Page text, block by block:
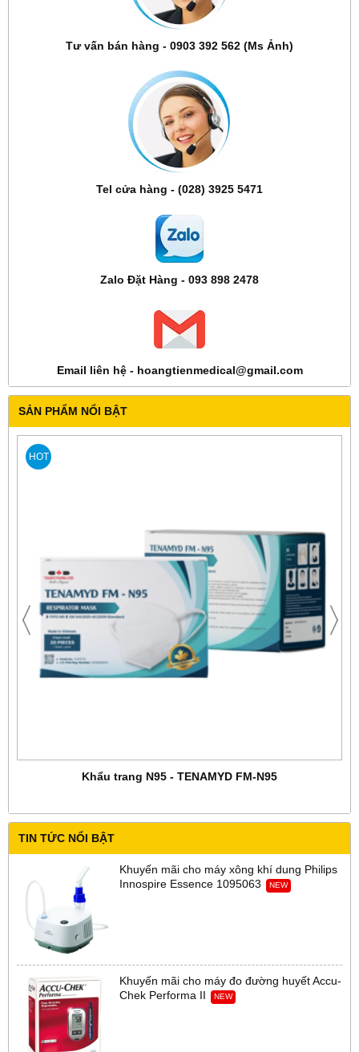
Tư vấn bán hàng - 0903 392 562 (Ms Ảnh)
Tel cửa hàng - (028) 3925 5471
Zalo Đặt Hàng - 093 898 2478
Email liên hệ - hoangtienmedical@gmail.com
SẢN PHẨM NỔI BẬT
HOT
Khẩu trang N95 - TENAMYD FM-N95
TIN TỨC NỔI BẬT
Khuyến mãi cho máy xông khí dung Philips
Innospire Essence 1095063
NEW
Khuyến mãi cho máy đo đường huyết Accu-
Chek Performa II
NEW